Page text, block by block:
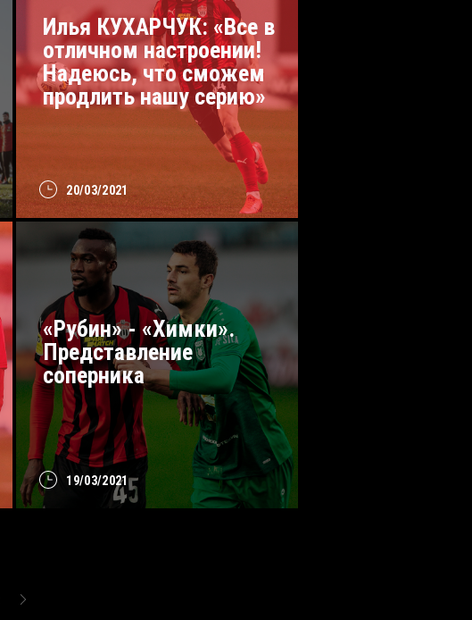
20/03/2021
Илья КУХАРЧУК: «Все в
отличном настроении!
Надеюсь, что сможем
продлить нашу серию»
19/03/2021
«Рубин» - «Химки».
Представление
соперника